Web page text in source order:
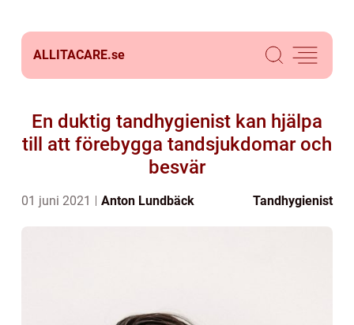
ALLITACARE.se
En duktig tandhygienist kan hjälpa
till att förebygga tandsjukdomar och
besvär
01 juni 2021 Anton Lundbäck Tandhygienist